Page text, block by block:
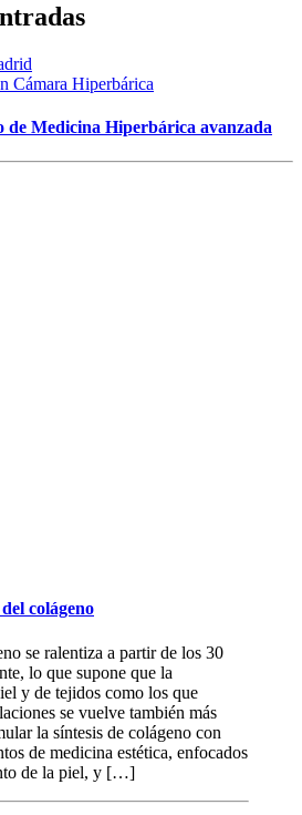
Cámara Hiperbárica
de Medicina Hiperbárica avanzada
colágeno
se ralentiza a partir de los 30
lo que supone que la
y de tejidos como los que
se vuelve también más
la síntesis de colágeno con
de medicina estética, enfocados
de la piel, y […]